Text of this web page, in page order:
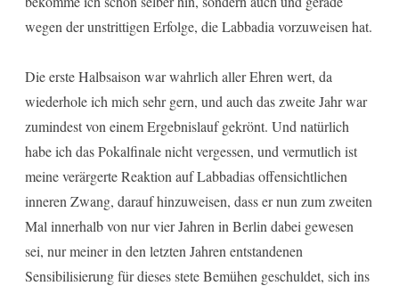
wegen der unstrittigen Erfolge, die Labbadia vorzuweisen hat.
Die erste Halbsaison war wahrlich aller Ehren wert, da
wiederhole ich mich sehr gern, und auch das zweite Jahr war
zumindest von einem Ergebnislauf gekrönt. Und natürlich
habe ich das Pokalfinale nicht vergessen, und vermutlich ist
meine verärgerte Reaktion auf Labbadias offensichtlichen
inneren Zwang, darauf hinzuweisen, dass er nun zum zweiten
Mal innerhalb von nur vier Jahren in Berlin dabei gewesen
sei, nur meiner in den letzten Jahren entstandenen
Sensibilisierung für dieses stete Bemühen geschuldet, sich ins